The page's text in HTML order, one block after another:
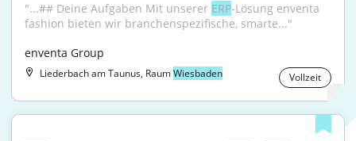
"...## Deine Aufgaben Mit unserer ERP-Lösung enventa
fashion bieten wir branchenspezifische, smarte..."
enventa Group
Liederbach am Taunus, RaumWiesbaden Vollzeit